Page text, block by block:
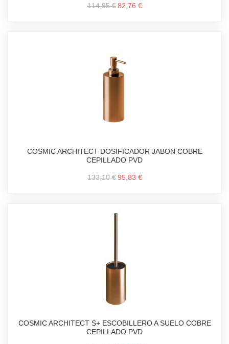
114,95 € 82,76 €
COSMIC ARCHITECT DOSIFICADOR JABON COBRE
CEPILLADO PVD
133,10 € 95,83 €
COSMIC ARCHITECT S+ ESCOBILLERO A SUELO COBRE
CEPILLADO PVD